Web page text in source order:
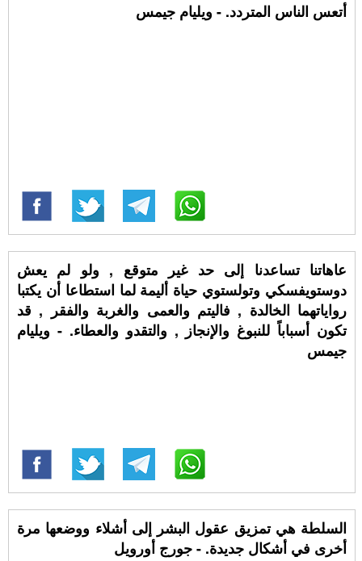
أتعس الناس المتردد. - ويليام جيمس
عاهاتنا تساعدنا إلى حد غير متوقع , ولو لم يعش
دوستويفسكي وتولستوي حياة أليمة لما استطاعا أن يكتبا
رواياتهما الخالدة , فاليتم والعمى والغربة والفقر , قد
تكون أسباباً للنبوغ والإنجاز , والتقدو والعطاء. - ويليام
جيمس
السلطة هي تمزيق عقول البشر إلى أشلاء ووضعها مرة
أخرى في أشكال جديدة. - جورج أورويل